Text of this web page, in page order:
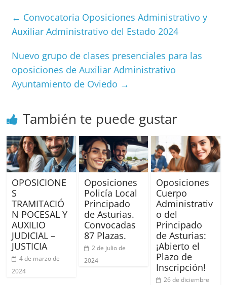
← Convocatoria Oposiciones Administrativo y
Auxiliar Administrativo del Estado 2024
Nuevo grupo de clases presenciales para las
oposiciones de Auxiliar Administrativo
Ayuntamiento de Oviedo →
También te puede gustar
OPOSICIONE
S
TRAMITACIÓ
N POCESAL Y
AUXILIO
JUDICIAL –
JUSTICIA
4 de marzo de
2024
Oposiciones
Policía Local
Principado
de Asturias.
Convocadas
87 Plazas.
2 de julio de
2024
Oposiciones
Cuerpo
Administrativ
o del
Principado
de Asturias:
¡Abierto el
Plazo de
Inscripción!
26 de diciembre